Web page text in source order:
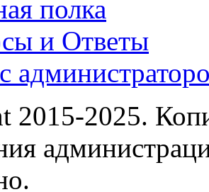
полка
и Ответы
2015-2025.